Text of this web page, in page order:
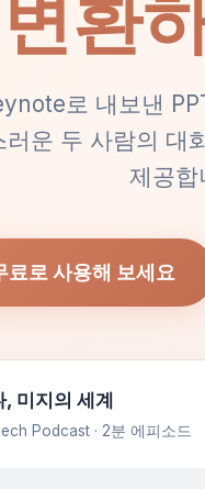
변환
로 내보낸
러운 두 사람의 대
제공합
료로 사용해 보세요
미지의 세계
Podcast · 2분 에피소드